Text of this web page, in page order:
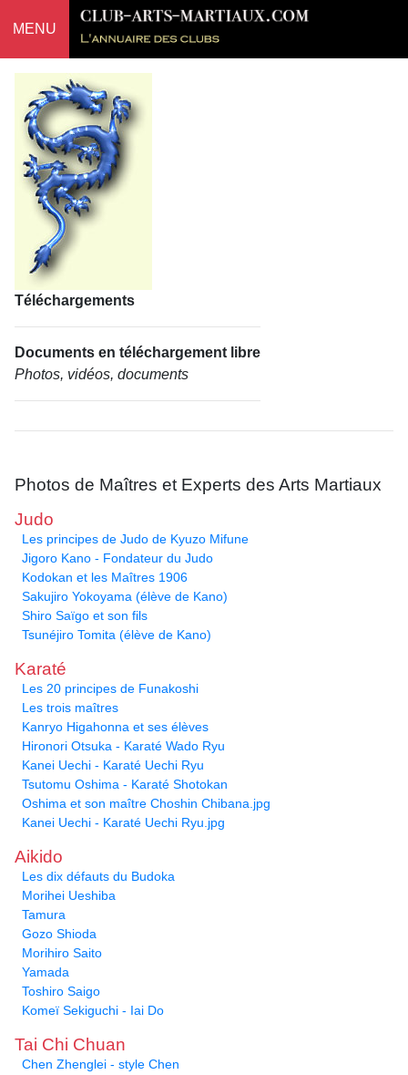
MENU
Téléchargements
Documents en téléchargement libre
Photos, vidéos, documents
Photos de Maîtres et Experts des Arts Martiaux
Judo
Les principes de Judo de Kyuzo Mifune
Jigoro Kano - Fondateur du Judo
Kodokan et les Maîtres 1906
Sakujiro Yokoyama (élève de Kano)
Shiro Saïgo et son fils
Tsunéjiro Tomita (élève de Kano)
Karaté
Les 20 principes de Funakoshi
Les trois maîtres
Kanryo Higahonna et ses élèves
Hironori Otsuka - Karaté Wado Ryu
Kanei Uechi - Karaté Uechi Ryu
Tsutomu Oshima - Karaté Shotokan
Oshima et son maître Choshin Chibana.jpg
Kanei Uechi - Karaté Uechi Ryu.jpg
Aikido
Les dix défauts du Budoka
Morihei Ueshiba
Tamura
Gozo Shioda
Morihiro Saito
Yamada
Toshiro Saigo
Komeï Sekiguchi - Iai Do
Tai Chi Chuan
Chen Zhenglei - style Chen